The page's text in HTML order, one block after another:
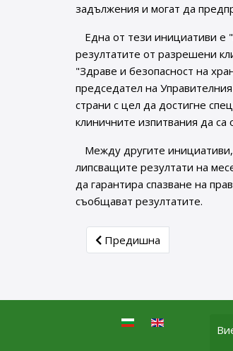
задължения и могат да
Една от тези инициативи е
резултатите от разрешени
"Здраве и безопасност на
председател на
страни с цел да достигне
клиничните изпитвания да
Между другите
липсващите резултати на
да гарантира спазване на
съобщават резултатите.
Previous article:
Предишна